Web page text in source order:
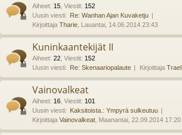
Aiheet: 15 Viestit: 152
Uusin viesti: Re: Wanhan Ajan Kuvaketju
Kirjoittaja Tharie , Lauantai, 14.06.2014 23:43
Kuninkaantekijät II
Aiheet: 22 Viestit: 152
Uusin viesti: Re: Skenaariopalaute Kirjoittaja Trael
Vainovalkeat
Aiheet: 16 Viestit: 101
Uusin viesti: Kaksitoista.: Ympyrä sulkeutuu
Kirjoittaja Vainovalkeat , Maanantai, 22.09.2014 17:20